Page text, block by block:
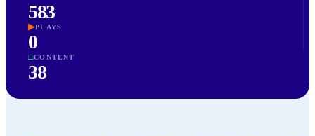
583
▶PLAYS
0
□CONTENT
38